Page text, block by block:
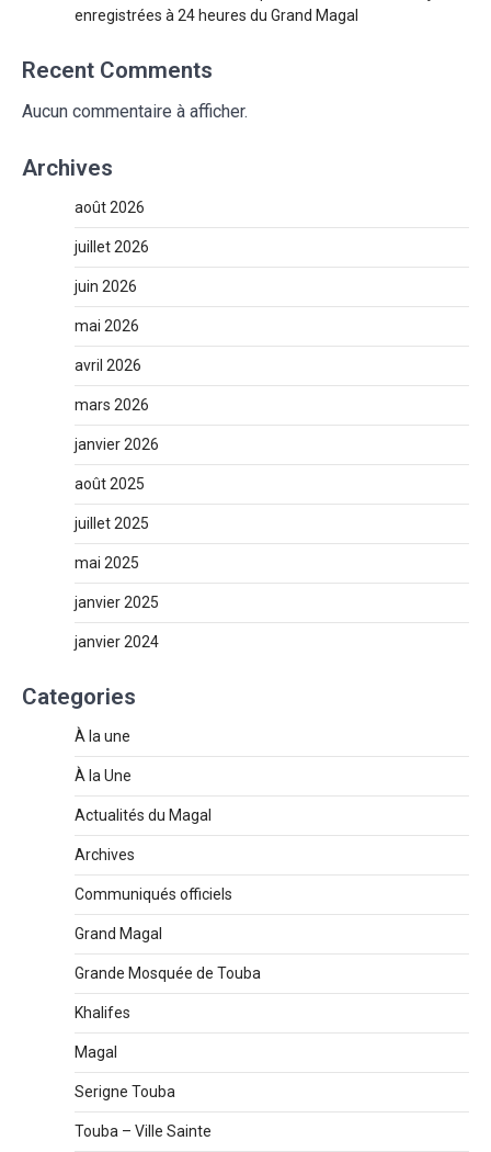
enregistrées à 24 heures du Grand Magal
Recent Comments
Aucun commentaire à afficher.
Archives
août 2026
juillet 2026
juin 2026
mai 2026
avril 2026
mars 2026
janvier 2026
août 2025
juillet 2025
mai 2025
janvier 2025
janvier 2024
Categories
À la une
À la Une
Actualités du Magal
Archives
Communiqués officiels
Grand Magal
Grande Mosquée de Touba
Khalifes
Magal
Serigne Touba
Touba – Ville Sainte